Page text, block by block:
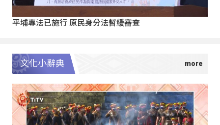
平埔專法已施行 原民身分法暫緩審查
文化小辭典